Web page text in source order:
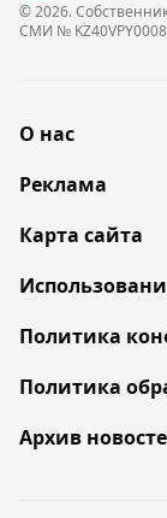
© 2026.
СМИ №
О нас
Реклама
Карта сайта
Политика
Политика
Архив